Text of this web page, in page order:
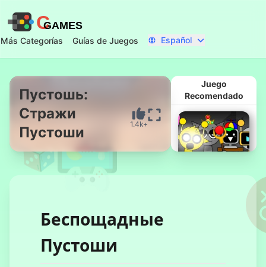
CGAMES
Más Categorías Guías de Juegos Español
Пустошь:
Стражи
Пустоши
1.4k+
Juego
Recomendado
Беспощадные
Пустоши